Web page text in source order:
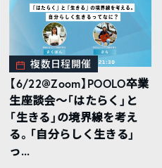
複数日程開催
【6/22@Zoom】POOLO卒業
生座談会〜「はたらく」と
「生きる」の境界線を考え
る。「自分らしく生きる」
っ...